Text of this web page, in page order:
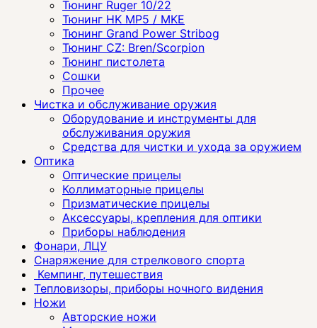
Тюнинг Ruger 10/22
Тюнинг HK MP5 / MKE
Тюнинг Grand Power Stribog
Тюнинг CZ: Bren/Scorpion
Тюнинг пистолета
Сошки
Прочее
Чистка и обслуживание оружия
Оборудование и инструменты для
обслуживания оружия
Средства для чистки и ухода за оружием
Оптика
Оптические прицелы
Коллиматорные прицелы
Призматические прицелы
Аксессуары, крепления для оптики
Приборы наблюдения
Фонари, ЛЦУ
Снаряжение для стрелкового спорта
Кемпинг, путешествия
Тепловизоры, приборы ночного видения
Ножи
Авторские ножи